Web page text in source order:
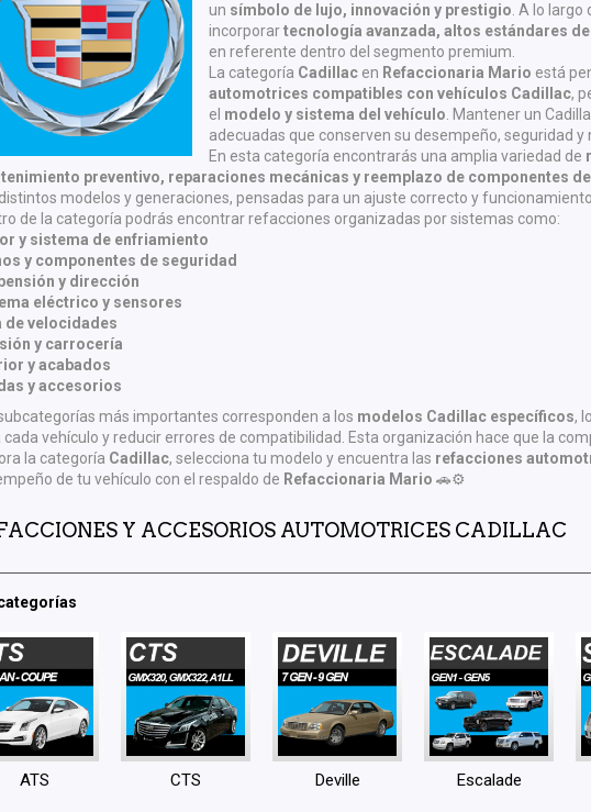
un símbolo de lujo, innovación y prestigio . A lo
incorporartecnología avanzada, altos estándares
en referente dentro del segmento premium.
La categoría Cadillacen Refaccionaria Mario está
automotrices compatibles con vehículos Cadillac,
el modelo y sistema del vehículo . Mantener un
adecuadas que conserven su desempeño, seguridad y
En esta categoría encontrarás una amplia variedad de
preventivo, reparaciones mecánicas y reemplazo de componentes
modelos y generaciones, pensadas para un ajuste correcto y
de la categoría podrás encontrar refacciones organizadas por sistemas como:
y sistema de enfriamiento
y componentes de seguridad
y dirección
eléctrico y sensores
de velocidades
y carrocería
y acabados
y accesorios
subcategorías más importantes corresponden a los modelos Cadillac específicos,
cada vehículo y reducir errores de compatibilidad. Esta organización hace que la
la categoría Cadillac, selecciona tu modelo y encuentra las refacciones
de tu vehículo con el respaldo de Refaccionaria Mario 🚗⚙️
Y ACCESORIOS AUTOMOTRICES CADILLAC
ATS CTS Deville Escalade